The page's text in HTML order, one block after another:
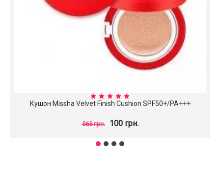
Кушон Missha Velvet Finish Cushion SPF50+/PA+++
565 грн. 100 грн.